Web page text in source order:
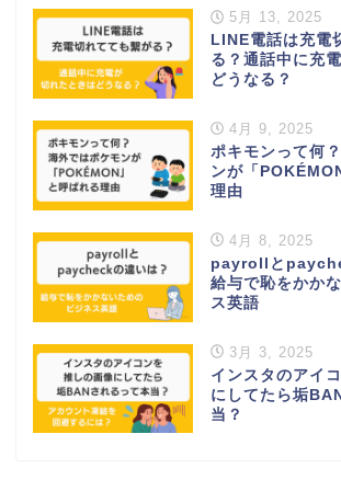
5月 13, 2025
LINE電話は充電
る？通話中に充
どうなる？
4月 9, 2025
ポキモンって何
ンが「
理由
4月 8, 2025
payrollと
給与で恥をかか
ス英語
3月 3, 2025
インスタのアイ
にしてたら垢
当？